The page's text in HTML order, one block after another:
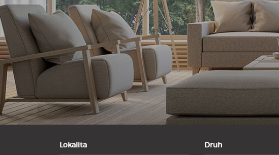
Lokalita Druh